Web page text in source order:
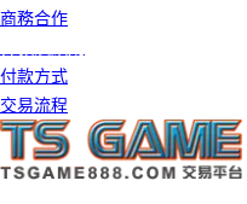
商務合作
付款方式
交易流程